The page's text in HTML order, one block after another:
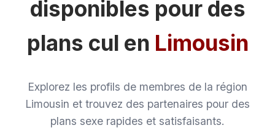
disponibles pour des
plans cul en Limousin
Explorez les profils de membres de la région
Limousin et trouvez des partenaires pour des
plans sexe rapides et satisfaisants.